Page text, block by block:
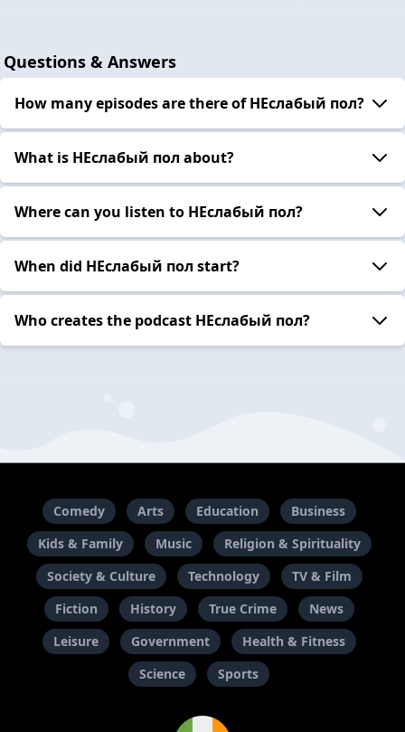
Questions & Answers
How many episodes are there of НЕслабый пол?
What is НЕслабый пол about?
Where can you listen to НЕслабый пол?
When did НЕслабый пол start?
Who creates the podcast НЕслабый пол?
Comedy Arts Education
Business
Kids & Family
Music
Religion & Spirituality
Society & Culture
Technology
TV & Film
Fiction
History True Crime
News
Leisure
Government
Health & Fitness
Science
Sports